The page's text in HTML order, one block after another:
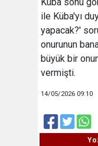
ile Küba'yı
yapacak?'
onurunun
büyük bir
vermişti.
14/05/2026 09:10